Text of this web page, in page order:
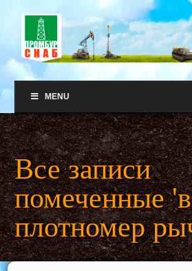
MENU
Все записи
помеченные
плотномер